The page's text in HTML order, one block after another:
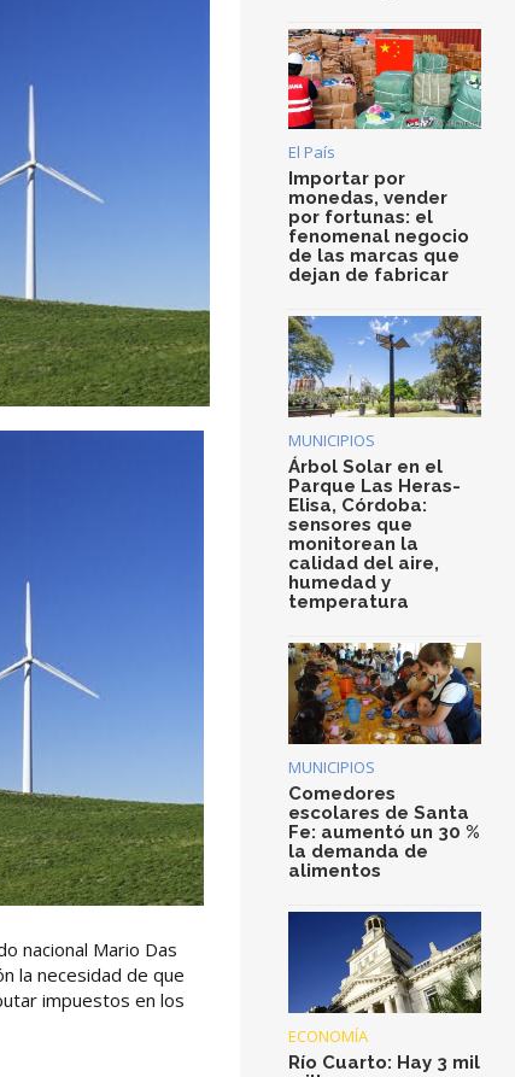
nacional Mario Das
la necesidad de que
impuestos en los
El País
Importar por
monedas, vender
por fortunas: el
fenomenal negocio
de las marcas que
dejan de fabricar
MUNICIPIOS
Árbol Solar en el
Parque Las Heras-
Elisa, Córdoba:
sensores que
monitorean la
calidad del aire,
humedad y
temperatura
MUNICIPIOS
Comedores
escolares de Santa
Fe: aumentó un 30 %
la demanda de
alimentos
ECONOMÍA
Río Cuarto: Hay 3 mil